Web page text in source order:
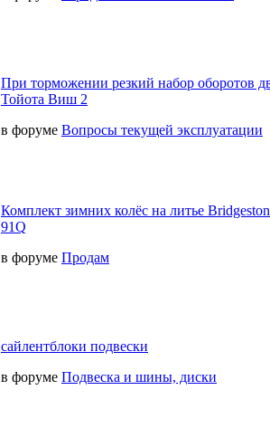
При торможении резкий набор оборотов
Тойота Виш 2
в форуме Вопросы текущей эксплуатации
Комплект зимних колёс на литье
91Q
в форуме Продам
сайлентблоки подвески
в форуме Подвеска и шины, диски